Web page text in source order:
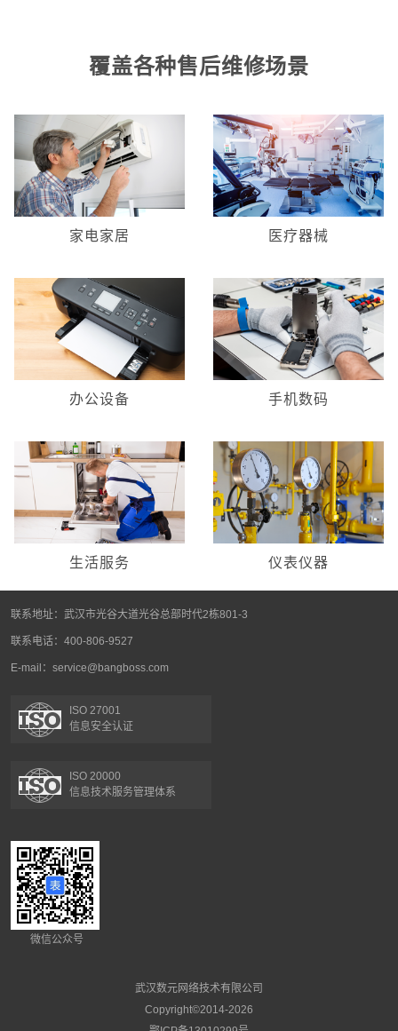
覆盖各种售后维修场景
家电家居 医疗器械
办公设备 手机数码
生活服务 仪表仪器
联系地址：武汉市光谷大道光谷总部时代2栋801-3
联系电话：400-806-9527
E-mail：service@bangboss.com
ISO 27001
信息安全认证
ISO 20000
信息技术服务管理体系
微信公众号
武汉数元网络技术有限公司
Copyright©2014-2026